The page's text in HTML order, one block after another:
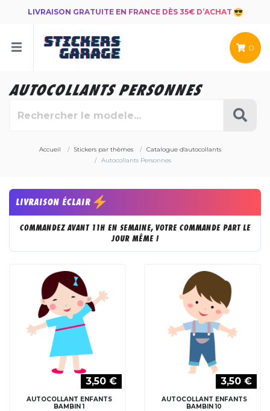
LIVRAISON GRATUITE EN FRANCE DÈS 35€ D’ACHAT
0
AUTOCOLLANTS PERSONNES
Accueil Stickers par thèmes
Catalogue d'autocollants
Autocollants Personnes
LIVRAISON ÉCLAIR
COMMANDEZ AVANT 11H EN SEMAINE, VOTRE COMMANDE PART LE
JOUR MÊME !
3,50 €
AUTOCOLLANT ENFANTS
BAMBIN 1
3,50 €
AUTOCOLLANT ENFANTS
BAMBIN 10